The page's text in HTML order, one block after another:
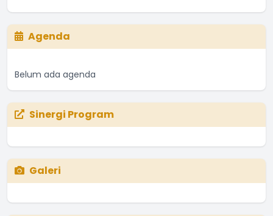
Agenda
Belum ada agenda
Sinergi Program
Galeri